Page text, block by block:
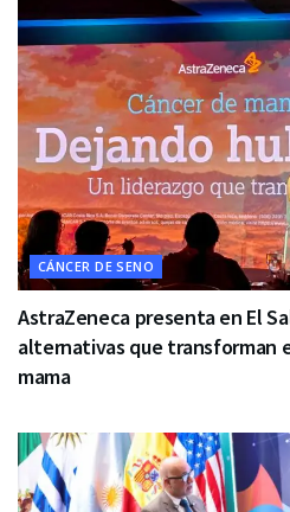
CÁNCER DE SENO
AstraZeneca presenta en El
alternativas que transforman
mama